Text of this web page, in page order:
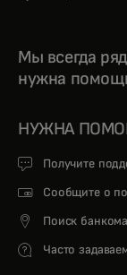
Мы всегда
нужна
НУЖНА
Получите
Сообщите о
Поиск
Часто